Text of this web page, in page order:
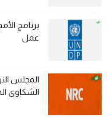
عمل
الشكاوى